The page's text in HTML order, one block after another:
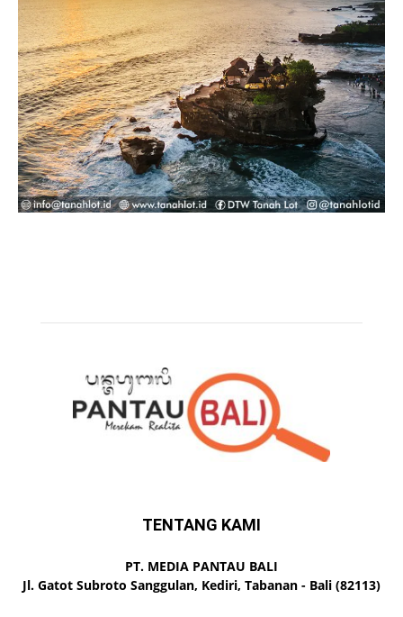
TENTANG KAMI
PT. MEDIA PANTAU BALI
Jl. Gatot Subroto Sanggulan, Kediri, Tabanan - Bali (82113)